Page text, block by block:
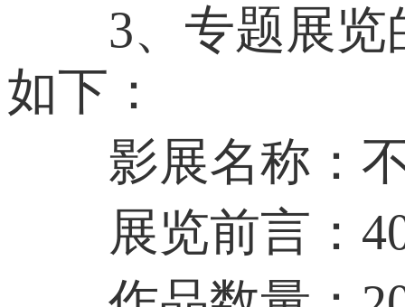
3、专题展览的
如下：
影展名称：不
展览前言：